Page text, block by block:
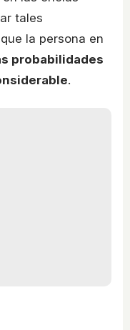
tales
la persona en
probabilidades
.